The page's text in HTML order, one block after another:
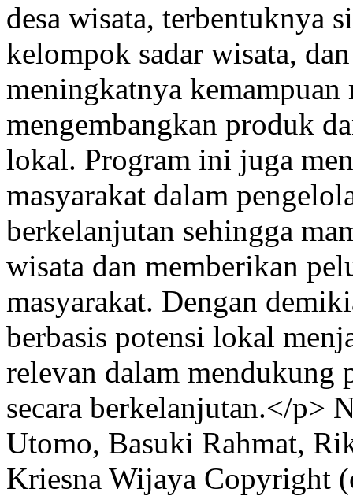
desa wisata, terbentuknya
kelompok sadar wisata,
meningkatnya kemampuan
mengembangkan produk
lokal. Program ini juga
masyarakat dalam
berkelanjutan sehingga
wisata dan memberikan
masyarakat. Dengan
berbasis potensi lokal
relevan dalam mendukung
secara berkelanjutan.</p>
Utomo, Basuki Rahmat,
Kriesna Wijaya Copyright